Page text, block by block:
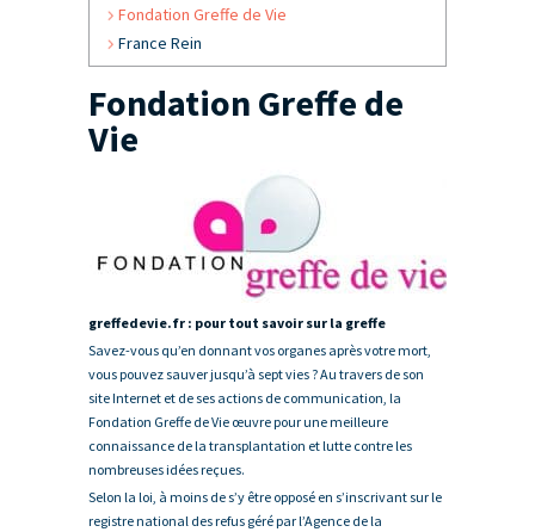
Fondation Greffe de Vie
France Rein
Fondation Greffe de
Vie
greffedevie.fr : pour tout savoir sur la greffe
Savez-vous qu’en donnant vos organes après votre mort,
vous pouvez sauver jusqu’à sept vies ? Au travers de son
site Internet et de ses actions de communication, la
Fondation Greffe de Vie œuvre pour une meilleure
connaissance de la transplantation et lutte contre les
nombreuses idées reçues.
Selon la loi, à moins de s’y être opposé en s’inscrivant sur le
registre national des refus géré par l’Agence de la